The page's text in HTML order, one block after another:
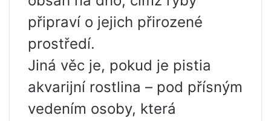
připraví o jejich přirozené
prostředí.
Jiná věc je, pokud je pistia
akvarijní rostlina – pod přísným
vedením osoby, která